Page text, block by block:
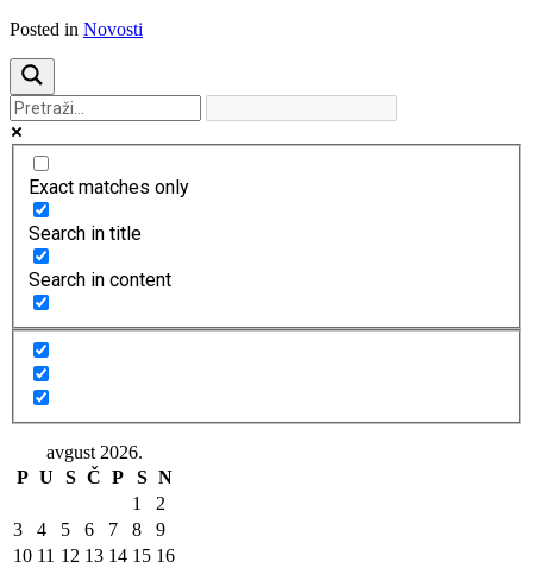
Posted in Novosti
Exact matches only
Search in title
Search in content
avgust 2026.
P U S Č P S N
1
2
3
4 5 6 7 8
9
10 11 12 13 14 15 16